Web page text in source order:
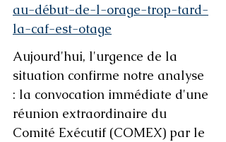
au-début-de-l-orage-trop-tard-
la-caf-est-otage
Aujourd'hui, l'urgence de la
situation confirme notre analyse
: la convocation immédiate d'une
réunion extraordinaire du
Comité Exécutif (COMEX) par le